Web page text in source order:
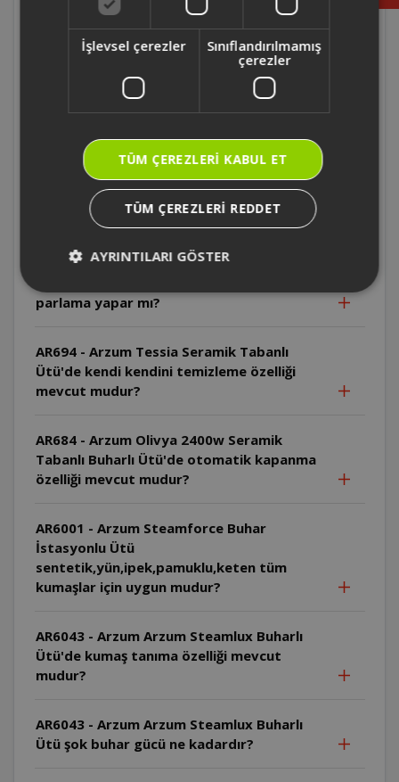
Ütünün voltaj uyumu neden önemlidir?
AR6030-Arzum Steampro Plus Buharlı Ütü
buhar şok gücü nedir?
buhar gücü nedir?
AR693 - Arzum Steamart Lux Seramik
Tabanlı Ütü susuz çalıştırılabilir midir?
AR684 - Arzum Olivya 2400w Seramik
parlama yapar mı?
AR694 - Arzum Tessia Seramik Tabanlı
Ütü'de kendi kendini temizleme özelliği
mevcut mudur?
AR684 - Arzum Olivya 2400w Seramik
Tabanlı Buharlı Ütü'de otomatik kapanma
özelliği mevcut mudur?
AR6001 - Arzum Steamforce Buhar
İstasyonlu Ütü
sentetik,yün,ipek,pamuklu,keten tüm
kumaşlar için uygun mudur?
AR6043 - Arzum Arzum Steamlux Buharlı
Ütü'de kumaş tanıma özelliği mevcut
mudur?
AR6043 - Arzum Arzum Steamlux Buharlı
Ütü şok buhar gücü ne kadardır?
İşlevsel çerezler
Sınıflandırılmamış
çerezler
TÜM ÇEREZLERI KABUL ET
TÜM ÇEREZLERI REDDET
AYRINTILARI GÖSTER